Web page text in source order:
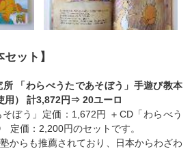
ット】
「わらべうたであそぼう」手遊び教本
用） 計3,872円⇒ 20ユーロ
ぼう」定価：1,672円 ＋CD「わらべう
価：2,200円のセットです。
からも推薦されており、日本からわざわ